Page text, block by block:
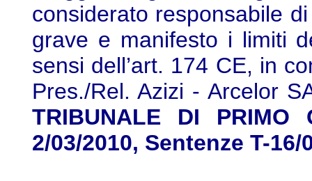
considerato responsabile
grave e manifesto i limiti
sensi dell’art. 174 CE, in
Pres./Rel. Azizi - Arcelor
TRIBUNALE DI PRIMO
2/03/2010, Sentenze T-16/